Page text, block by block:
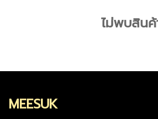
ไม่พบสินค้
MEESUK